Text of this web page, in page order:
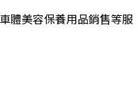
體美容保養用品銷售等服